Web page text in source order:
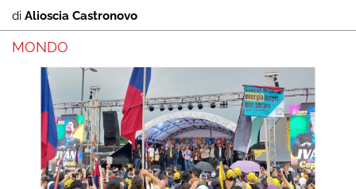
di Alioscia Castronovo
MONDO